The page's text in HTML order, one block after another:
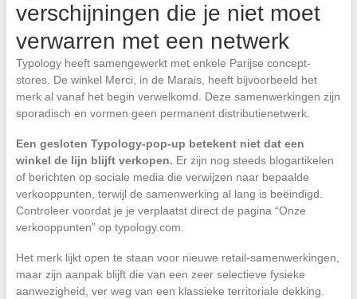
verschijningen die je niet moet
verwarren met een netwerk
Typology heeft samengewerkt met enkele Parijse concept-
stores. De winkel Merci, in de Marais, heeft bijvoorbeeld het
merk al vanaf het begin verwelkomd. Deze samenwerkingen zijn
sporadisch en vormen geen permanent distributienetwerk.
Een gesloten Typology-pop-up betekent niet dat een
winkel de lijn blijft verkopen. Er zijn nog steeds blogartikelen
of berichten op sociale media die verwijzen naar bepaalde
verkooppunten, terwijl de samenwerking al lang is beëindigd.
Controleer voordat je je verplaatst direct de pagina “Onze
verkooppunten” op typology.com.
Het merk lijkt open te staan voor nieuwe retail-samenwerkingen,
maar zijn aanpak blijft die van een zeer selectieve fysieke
aanwezigheid, ver weg van een klassieke territoriale dekking.